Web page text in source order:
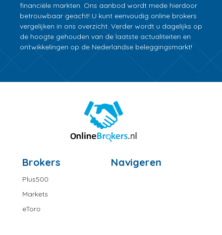
financiële markten. Ons aanbod wordt mede hierdoor
betrouwbaar geacht! U kunt eenvoudig online brokers
vergelijken in ons overzicht. Verder wordt u dagelijks op
de hoogte gehouden van de laatste actualiteiten en
ontwikkelingen op de Nederlandse beleggingsmarkt!
Brokers
Plus500
Markets
eToro
Navigeren